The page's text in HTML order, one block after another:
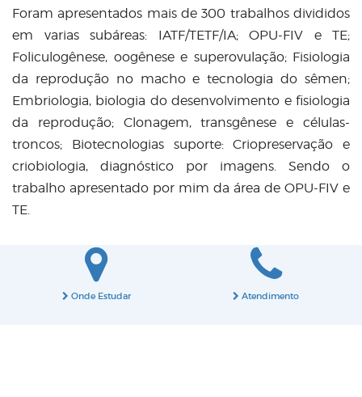
Foram apresentados mais de 300 trabalhos divididos
em varias subáreas: IATF/TETF/IA; OPU-FIV e TE;
Foliculogênese, oogênese e superovulação; Fisiologia
da reprodução no macho e tecnologia do sêmen;
Embriologia, biologia do desenvolvimento e fisiologia
da reprodução; Clonagem, transgênese e células-
troncos; Biotecnologias suporte: Criopreservação e
criobiologia, diagnóstico por imagens. Sendo o
trabalho apresentado por mim da área de OPU-FIV e
TE.
Onde Estudar Atendimento